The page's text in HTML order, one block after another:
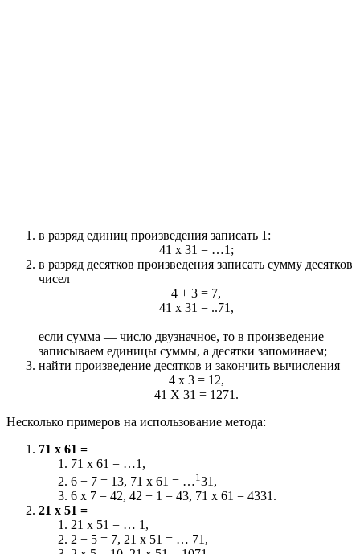
в разряд единиц произведения записать 1:
41 x 31 = …1;
в разряд десятков произведения записать сумму десятков
чисел
4 + 3 = 7,
41 x 31 = ..71,
если сумма — число двузначное, то в произведение
записываем единицы суммы, а десятки запоминаем;
найти произведение десятков и закончить вычисления
4 x 3 = 12,
41 X 31 = 1271.
Несколько примеров на использование метода:
71 x 61 =
71 x 61 = …1,
6 + 7 = 13, 71 x 61 = …1 31,
6 x 7 = 42, 42 + 1 = 43, 71 x 61 = 4331.
21 x 51 =
21 x 51 = … 1,
2 + 5 = 7, 21 x 51 = … 71,